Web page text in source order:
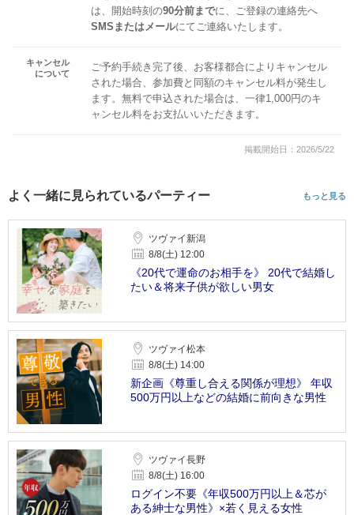
は、開始時刻の90分前までに、ご登録の連絡先へ
SMSまたはメールにてご連絡いたします。
キャンセル
について
ご予約手続き完了後、お客様都合によりキャンセル
された場合、参加費と同額のキャンセル料が発生し
ます。無料で申込された場合は、一律1,000円のキ
ャンセル料をお支払いいただきます。
掲載開始日：2026/5/22
よく一緒に見られているパーティー もっと見る
ツヴァイ新潟
8/8(土) 12:00
《20代で運命のお相手を》 20代で結婚し
たい＆将来子供が欲しい男女
ツヴァイ松本
8/8(土) 14:00
新企画《尊重し合える関係が理想》 年収
500万円以上などの結婚に前向きな男性
ツヴァイ長野
8/8(土) 16:00
ログイン不要《年収500万円以上＆芯が
ある紳士な男性》×若く見える女性